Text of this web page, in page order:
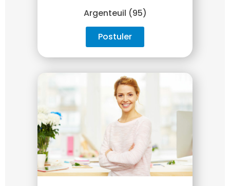
Argenteuil (95)
Postuler